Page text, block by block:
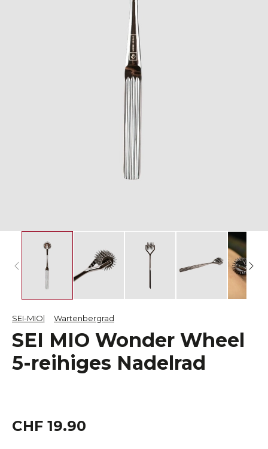
SEI-MIO Wartenbergrad
SEI MIO Wonder Wheel
5-reihiges Nadelrad
CHF 19.90